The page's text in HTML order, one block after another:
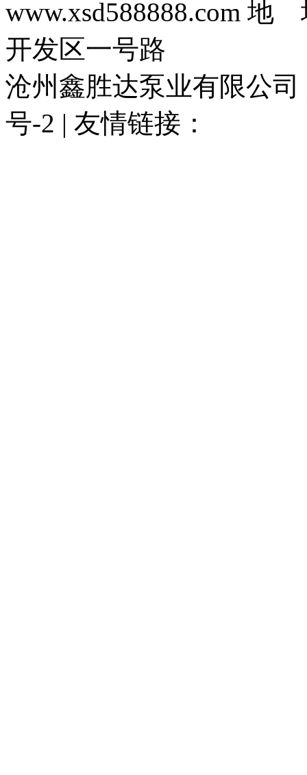
www.xsd588888.com 地
开发区一号路
沧州鑫胜达泵业有限公司
号-2 | 友情链接：